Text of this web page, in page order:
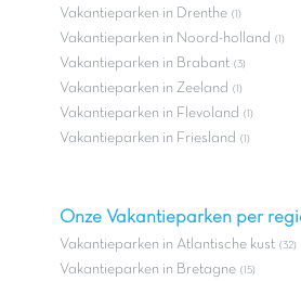
Vakantieparken in Drenthe (1)
Vakantieparken in Noord-holland (1)
Vakantieparken in Brabant (3)
Vakantieparken in Zeeland (1)
Vakantieparken in Flevoland (1)
Vakantieparken in Friesland (1)
Onze Vakantieparken per
Vakantieparken in Atlantische kust (32)
Vakantieparken in Bretagne (15)